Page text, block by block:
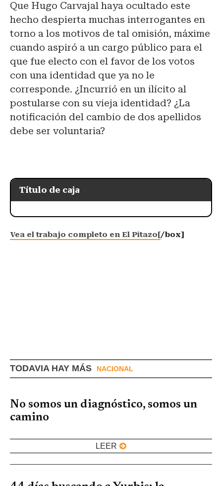
Que Hugo Carvajal haya ocultado este
hecho despierta muchas interrogantes en
torno a los motivos de tal omisión, máxime
cuando aspiró a un cargo público para el
que fue electo con el favor de los votos
con una identidad que ya no le
corresponde. ¿Incurrió en un ilícito al
postularse con su vieja identidad? ¿La
notificación del cambio de dos apellidos
debe ser voluntaria?
Título de caja
Vea el trabajo completo en El Pitazo[/box]
TODAVIA HAY MÁS NACIONAL
No somos un diagnóstico, somos un
camino
LEER